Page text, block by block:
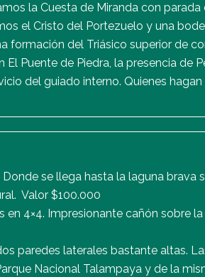
la Cuesta de Miranda con
el Cristo del Portezuelo y una
formación del Triásico superior de
Puente de Piedra, la presencia de
del guiado interno. Quienes
Donde se llega hasta la laguna
Valor $100.000
en 4×4. Impresionante cañón sobre
paredes laterales bastante altas.
Nacional Talampaya y de la